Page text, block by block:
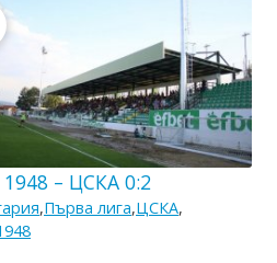
– ЦСКА 0:2
,Първа лига,ЦСКА,